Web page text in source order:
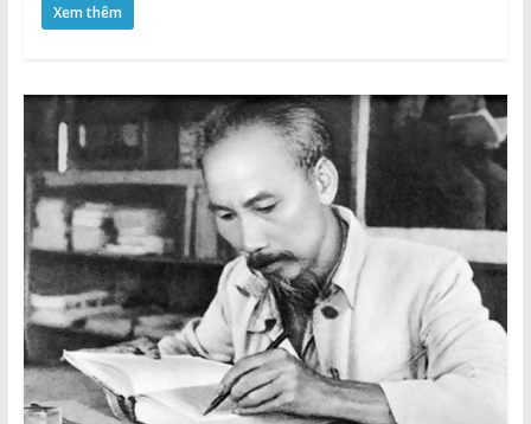
Xem thêm